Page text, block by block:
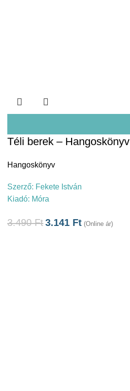
Téli berek – Hangoskönyv
Hangoskönyv
Szerző: Fekete István
Kiadó: Móra
3.490Ft3.141 Ft (Online ár)